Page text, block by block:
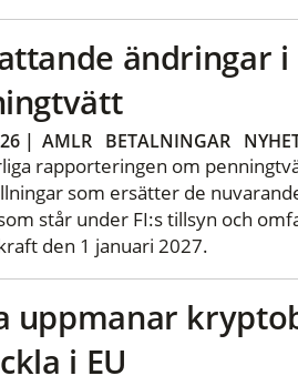
ändringar
| AMLR BETALNINGAR
rapporteringen om
som ersätter de
står under FI:s tillsyn och
den 1 januari 2027.
uppmanar
i EU